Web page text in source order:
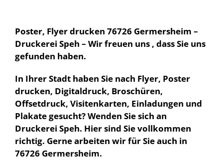
Poster, Flyer drucken 76726 Germersheim –
Druckerei Speh – Wir freuen uns , dass Sie uns
gefunden haben.
In Ihrer Stadt haben Sie nach Flyer, Poster
drucken, Digitaldruck, Broschüren,
Offsetdruck, Visitenkarten, Einladungen und
Plakate gesucht? Wenden Sie sich an
Druckerei Speh. Hier sind Sie vollkommen
richtig. Gerne arbeiten wir für Sie auch in
76726 Germersheim.